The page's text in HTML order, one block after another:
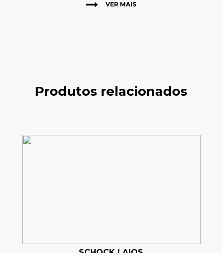
VER MAIS
Produtos relacionados